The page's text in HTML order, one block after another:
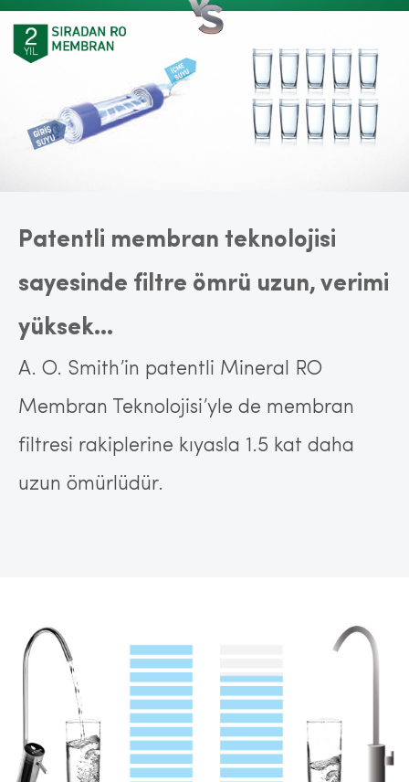
Patentli membran teknolojisi
sayesinde filtre ömrü uzun, verimi
yüksek...
A. O. Smith’in patentli Mineral RO
Membran Teknolojisi’yle de membran
filtresi rakiplerine kıyasla 1.5 kat daha
uzun ömürlüdür.